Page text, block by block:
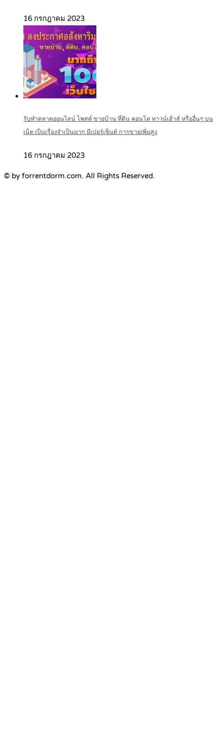
16 กรกฎาคม 2023
รับทำตลาดออนไลน์ โพสต์ ขายบ้าน ที่ดิน คอนโด ทาวน์เฮ้าส์ หรืออื่นๆ บน
เน็ต เป็นเรื่องจำเป็นมาก มีเปอร์เซ็นต์ การขายเพิ่มสูง
16 กรกฎาคม 2023
© by forrentdorm.com. All Rights Reserved.